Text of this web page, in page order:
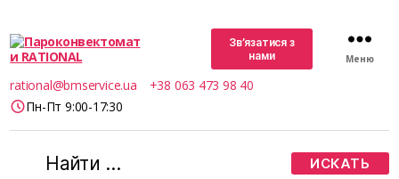
RATIONAL
Зв’язатися з
нами
rational@bmservice.ua
+38 063 473 98 40
Пн-Пт 9:00-17:30
Меню
Поиск: